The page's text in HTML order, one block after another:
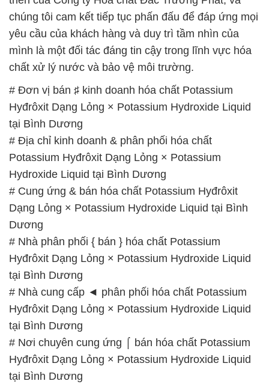
Potassium Hyđrôxit Dạng Lỏng × Potassium
Hydroxide Liquid tại Bình Dương
# Cung ứng & bán hóa chất Potassium Hyđrôxit
Dạng Lỏng × Potassium Hydroxide Liquid tại Bình
# Nhà phân phối { bán } hóa chất Potassium
Hyđrôxit Dạng Lỏng × Potassium Hydroxide Liquid
tại Bình Dương
# Nhà cung cấp ◄ phân phối hóa chất Potassium
Hyđrôxit Dạng Lỏng × Potassium Hydroxide Liquid
tại Bình Dương
# Nơi chuyên cung ứng ⌠ bán hóa chất Potassium
Hyđrôxit Dạng Lỏng × Potassium Hydroxide Liquid
tại Bình Dương
# Địa chỉ chuyên phân phối = cung cấp hóa chất
Potassium Hyđrôxit Dạng Lỏng × Potassium
Hydroxide Liquid tại Bình Dương
# Nơi phân phối và bán hóa chất Potassium
Hyđrôxit Dạng Lỏng × Potassium Hydroxide Liquid
tại Bình Dương
# Cty kinh doanh Ω bán hóa chất Potassium
Hyđrôxit Dạng Lỏng × Potassium Hydroxide Liquid
tại Bình Dương